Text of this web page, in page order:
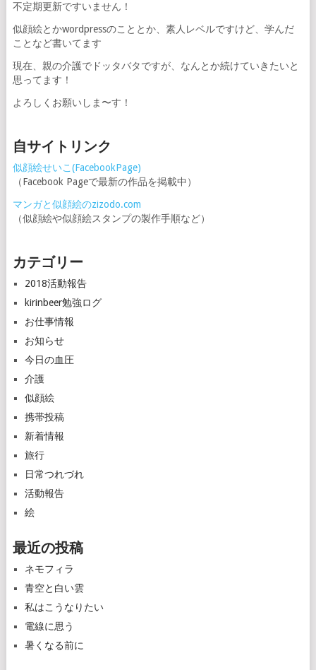
不定期更新ですいません！
似顔絵とかwordpressのこととか、素人レベルですけど、学んだ
ことなど書いてます
現在、親の介護でドッタバタですが、なんとか続けていきたいと
思ってます！
よろしくお願いしま〜す！
自サイトリンク
似顔絵せいこ(FacebookPage)
（Facebook Pageで最新の作品を掲載中）
マンガと似顔絵のzizodo.com
（似顔絵や似顔絵スタンプの製作手順など）
カテゴリー
2018活動報告
kirinbeer勉強ログ
お仕事情報
お知らせ
今日の血圧
介護
似顔絵
携帯投稿
新着情報
旅行
日常つれづれ
活動報告
絵
最近の投稿
ネモフィラ
青空と白い雲
私はこうなりたい
電線に思う
暑くなる前に